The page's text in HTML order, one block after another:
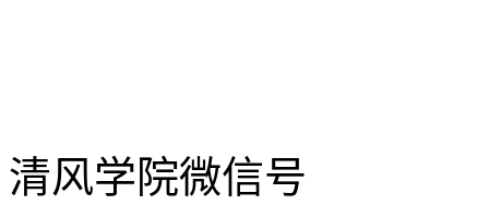
清风学院微信号